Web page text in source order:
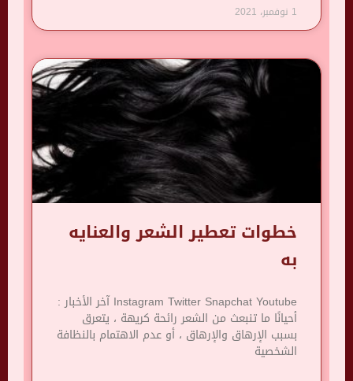
1 نوفمبر، 2021
خطوات تعطير الشعر والعنايه
به
Instagram Twitter Snapchat Youtube آخر الأخبار :
أحيانًا ما تنبعث من الشعر رائحة كريهة ، يتعرق
بسبب الإرهاق والإرهاق ، أو عدم الاهتمام بالنظافة
الشخصية